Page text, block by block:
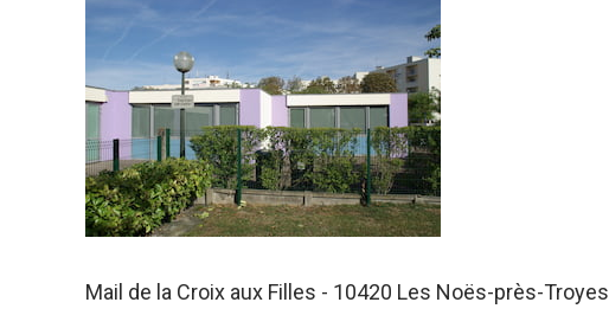
Mail de la Croix aux Filles - 10420 Les Noës-près-Troyes